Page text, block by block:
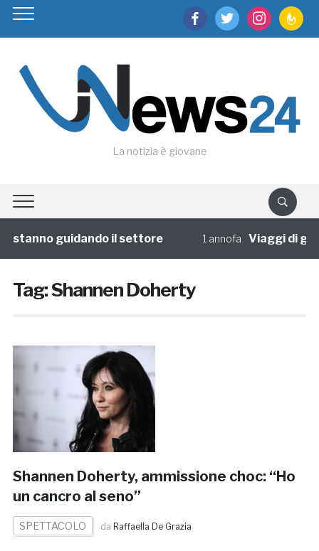
facebooktwitter instagram
La notizia è giovane
stanno guidando il settore 1 annofa Viaggi di
Tag:Shannen Doherty
Shannen Doherty, ammissione choc: “Ho
un cancro al seno”
SPETTACOLO da Raffaella De Grazia